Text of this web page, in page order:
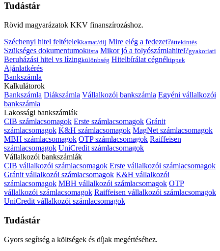
Tudástár
Rövid magyarázatok KKV finanszírozáshoz.
Széchenyi hitel feltételekkamat/díj Mire elég a fedezet?áttekintés
Szükséges dokumentumoklista Mikor jó a folyószámlahitel?gyakorlati
Beruházási hitel vs lízingkülönbség Hitelbírálat cégnéltippek
Ajánlatkérés
Bankszámla
Kalkulátorok
Bankszámla Diákszámla Vállalkozói bankszámla Egyéni vállalkozói
bankszámla
Lakossági bankszámlák
CIB számlacsomagok Erste számlacsomagok Gránit
számlacsomagok K&H számlacsomagok MagNet számlacsomagok
MBH számlacsomagok OTP számlacsomagok Raiffeisen
számlacsomagok UniCredit számlacsomagok
Vállalkozói bankszámlák
CIB vállalkozói számlacsomagok Erste vállalkozói számlacsomagok
Gránit vállalkozói számlacsomagok K&H vállalkozói
számlacsomagok MBH vállalkozói számlacsomagok OTP
vállalkozói számlacsomagok Raiffeisen vállalkozói számlacsomagok
UniCredit vállalkozói számlacsomagok
Tudástár
Gyors segítség a költségek és díjak megértéséhez.